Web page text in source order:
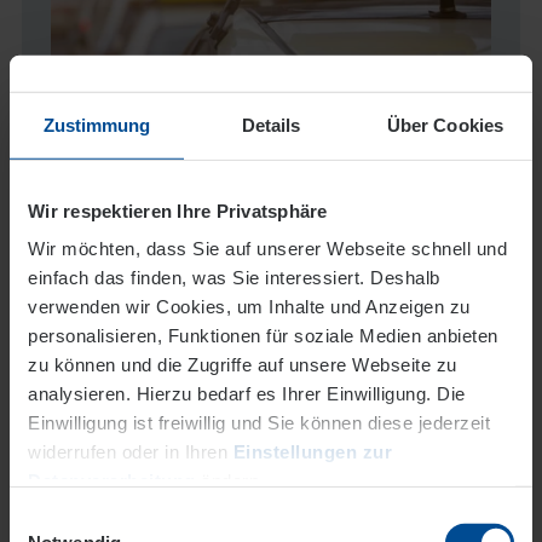
Zustimmung Details Über Cookies
Wir respektieren Ihre Privatsphäre
Wir möchten, dass Sie auf unserer Webseite schnell und
einfach das finden, was Sie interessiert. Deshalb
verwenden wir Cookies, um Inhalte und Anzeigen zu
personalisieren, Funktionen für soziale Medien anbieten
zu können und die Zugriffe auf unsere Webseite zu
analysieren. Hierzu bedarf es Ihrer Einwilligung. Die
Einwilligung ist freiwillig und Sie können diese jederzeit
widerrufen oder in Ihren Einstellungen zur
Leben in Offenbach
Fr. 07.08.2026
Textwanderung und Geschichte(n)
rund ums Mathildenviertel